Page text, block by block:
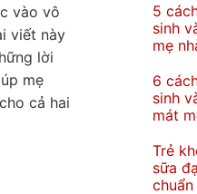
vào vô
viết này
lời
mẹ
cả hai
5
sinh
mẹ
6
sinh
mát
Trẻ
sữa